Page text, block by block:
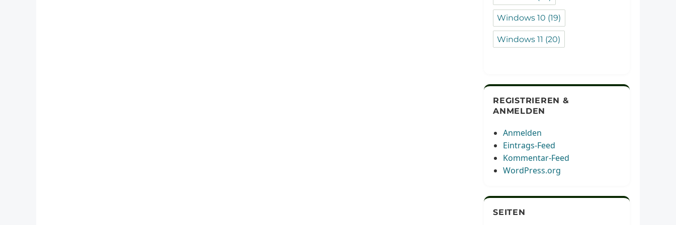
Windows 10 (19)
Windows 11 (20)
REGISTRIEREN &
ANMELDEN
Anmelden
Eintrags-Feed
Kommentar-Feed
WordPress.org
SEITEN